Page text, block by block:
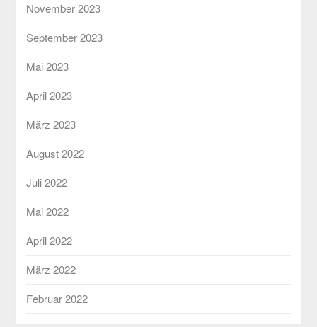
November 2023
September 2023
Mai 2023
April 2023
März 2023
August 2022
Juli 2022
Mai 2022
April 2022
März 2022
Februar 2022